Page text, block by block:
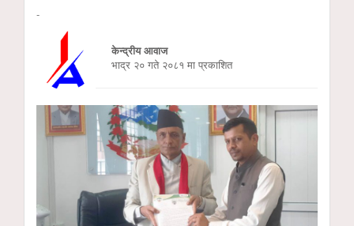
-
केन्द्रीय आवाज
भाद्र २० गते २०८१ मा प्रकाशित